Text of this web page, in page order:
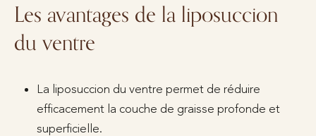
Les avantages de la liposuccion
du ventre
La liposuccion du ventre permet de réduire
efficacement la couche de graisse profonde et
superficielle.